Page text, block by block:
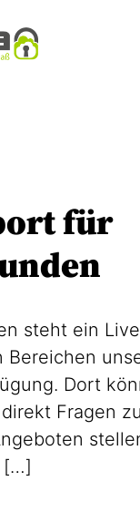
für
steht ein
Bereichen
Dort
Fragen
[…]